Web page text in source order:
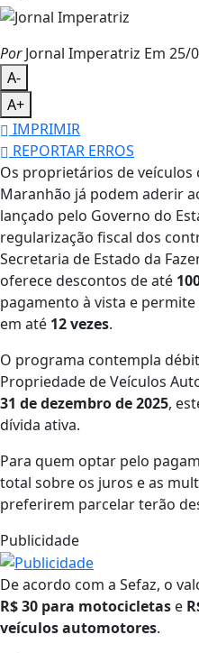
PorJornal Imperatriz Em 25/
A-
A+
IMPRIMIR
REPORTAR ERROS
Os proprietários de veículos
Maranhão já podem aderir
lançado pelo Governo do
regularização fiscal dos
Secretaria de Estado da
oferece descontos de até
pagamento à vista e
em até 12 vezes.
O programa contempla
Propriedade de Veículos
31 de dezembro de 2025,
dívida ativa.
Para quem optar pelo
total sobre os juros e as
preferirem parcelar terão
Publicidade
De acordo com a Sefaz, o
R$ 30 para motocicletas e
veículos automotores.